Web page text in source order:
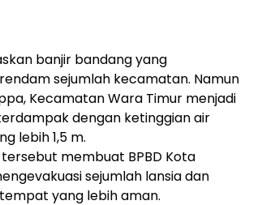
banjir bandang yang
sejumlah kecamatan. Namun
Kecamatan Wara Timur menjadi
dengan ketinggian air
lebih 1,5 m.
membuat BPBD Kota
sejumlah lansia dan
yang lebih aman.